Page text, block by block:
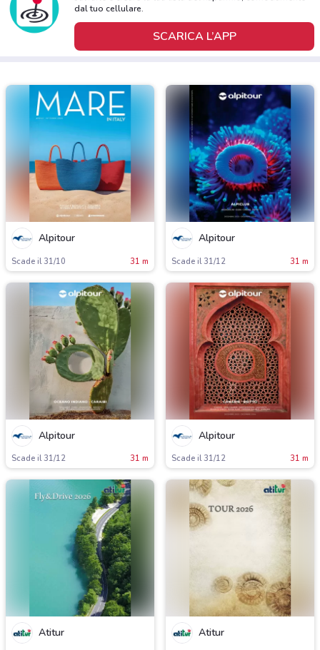
dal tuo cellulare.
SCARICA L’APP
Alpitour
Scade il 31/10 31 m
Alpitour
Scade il 31/12 31 m
Alpitour
Scade il 31/12 31 m
Alpitour
Scade il 31/12 31 m
Atitur Atitur